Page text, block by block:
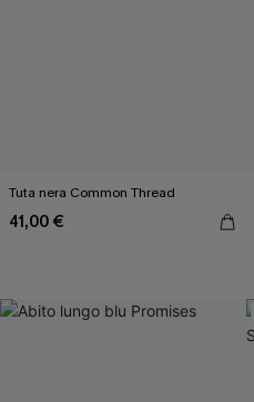
Tuta nera Common Thread
41,00 €